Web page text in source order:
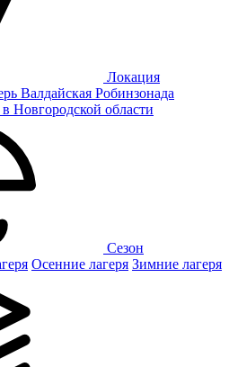
Локация
Валдайская Робинзонада
Новгородской области
Сезон
Осенние лагеря Зимние лагеря